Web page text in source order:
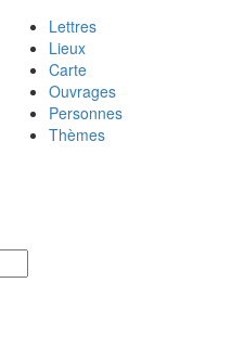
Lettres
Lieux
Carte
Ouvrages
Personnes
Thèmes